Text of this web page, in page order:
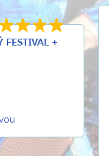
FESTIVAL +